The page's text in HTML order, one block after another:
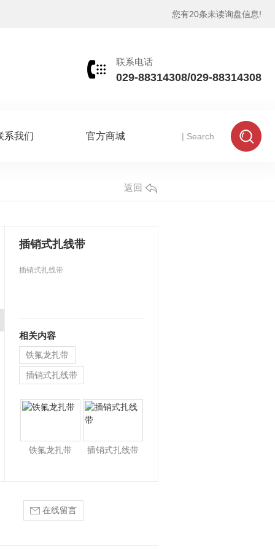
您有20条未读询盘信息!
联系电话
029-88314308/029-88314308
系我们 官方商城
返回
插销式扎线带
插销式扎线带
相关内容
铁氟龙扎带
插销式扎线带
铁氟龙扎带 插销式扎线带
在线留言